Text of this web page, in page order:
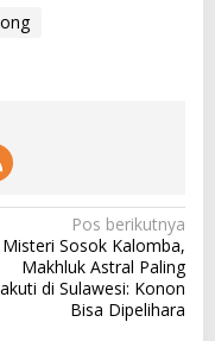
Pos berikutnya
Misteri Sosok Kalomba,
Makhluk Astral Paling
di Sulawesi: Konon
Bisa Dipelihara